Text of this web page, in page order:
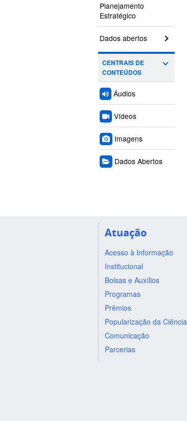
Planejamento
Estratégico
Dados abertos
CENTRAIS DE
CONTEÚDOS
Áudios
Vídeos
Imagens
Dados Abertos
Atuação
Acesso à Informação
Institucional
Bolsas e Auxílios
Programas
Prêmios
Popularização da Ciência
Comunicação
Parcerias